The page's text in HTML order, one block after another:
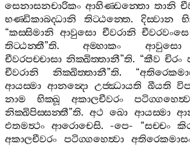
සෙනාසනචාරිකං ආහිණ‍්ඩන‍්තො තානි
භණ‍්ඩිකාබද‍්ධානි
තිට‍්ඨන‍්තෙ. දිස‍්වාන
“කස‍්සිමානි ආවුසො චීවරානි චීවරවංසෙ
තිට‍්ඨන‍්තී”ති.අම‍්හාකං ආවුසො
චීවරපච‍්චාසා නික‍්ඛිත‍්තානී”ති. “කීව චිරං
චීවරානි
නික‍්ඛිත‍්තානී”ති. “
ආයස‍්මා ආනන්‍දො උජ‍්ඣායති ඛීයති
නාම
භික‍්ඛූ අකාලචීවරං
නික‍්ඛිපිස‍්සන‍්තී”ති.අථ ඛො ආයස‍්මා
එතමත්‍ථං ආරොචෙසි. -පෙ- “සච‍්චං
අකාලචීවරං
පටිග‍්ගහෙත්‍වා